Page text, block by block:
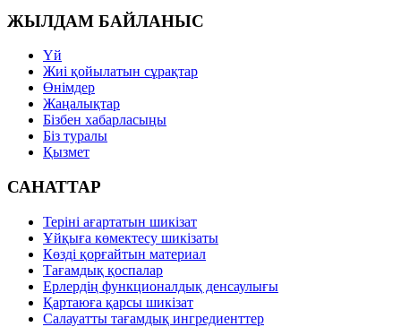
ЖЫЛДАМ БАЙЛАНЫС
Үй
Жиі қойылатын сұрақтар
Өнімдер
Жаңалықтар
Бізбен хабарласыңы
Біз туралы
Қызмет
САНАТТАР
Теріні ағартатын шикізат
Ұйқыға көмектесу шикізаты
Көзді қорғайтын материал
Тағамдық қоспалар
Ерлердің функционалдық денсаулығы
Қартаюға қарсы шикізат
Салауатты тағамдық ингредиенттер